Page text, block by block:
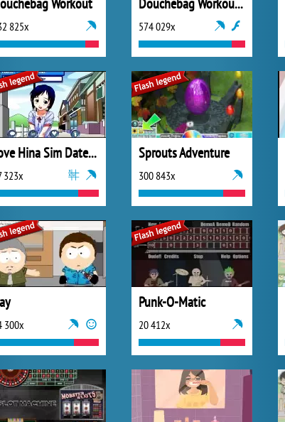
825x 574 029x
Love Hina Sim Date RPG
323x
Sprouts Adventure
300 843x
300x
Punk-O-Matic
20 412x